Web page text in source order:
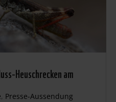
Heuschrecken am
, Presse-Aussendung